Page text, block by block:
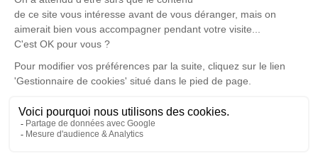
Liens utiles
Publier un avis de décès
Signaler un abus/une erreur
Consultez nos offres d'emploi
Politique de traitement des données